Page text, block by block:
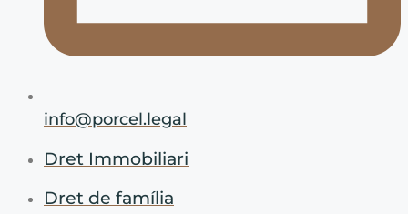
info@porcel.legal
Dret Immobiliari
Dret de família